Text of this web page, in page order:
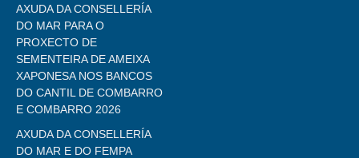
AXUDA DA CONSELLERÍA
DO MAR PARA O
PROXECTO DE
SEMENTEIRA DE AMEIXA
XAPONESA NOS BANCOS
DO CANTIL DE COMBARRO
E COMBARRO 2026
AXUDA DA CONSELLERÍA
DO MAR E DO FEMPA